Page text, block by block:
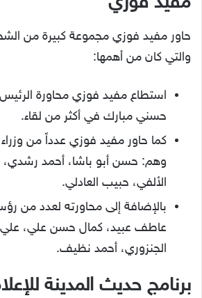
حاور مفيد فوزي مجموعة كبيرة من
والتي كان من أهمها:
استطاع مفيد فوزي محاورة
حسني مبارك في أكثر من لقاء.
كما حاور مفيد فوزي عدداً من
وهم: حسن أبو باشا، أحمد
الألفي، حبيب العادلي.
بالإضافة إلى محاورته لعدد من
عاطف عبيد، كمال حسن علي،
الجنزوري، أحمد نظيف.
برنامج حديث المدينة